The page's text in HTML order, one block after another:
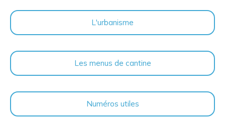
L'urbanisme
Les menus de cantine
Numéros utiles